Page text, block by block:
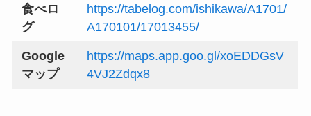
食べロ
グ
https://tabelog.com/ishikawa/A1701/
A170101/17013455/
Google
マップ
https://maps.app.goo.gl/xoEDDGsV
4VJ2Zdqx8